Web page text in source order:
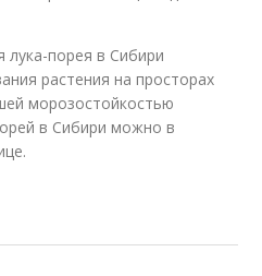
порея в Сибири
растения на просторах
морозостойкостью
в Сибири можно в